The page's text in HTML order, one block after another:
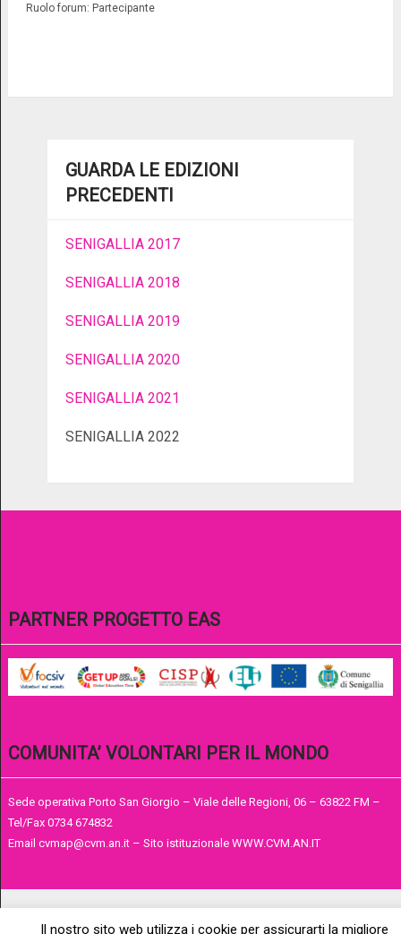
Ruolo forum: Partecipante
GUARDA LE EDIZIONI
PRECEDENTI
SENIGALLIA 2017
SENIGALLIA 2018
SENIGALLIA 2019
SENIGALLIA 2020
SENIGALLIA 2021
SENIGALLIA 2022
PARTNER PROGETTO EAS
COMUNITA’ VOLONTARI PER IL MONDO
Sede operativa Porto San Giorgio – Viale delle Regioni, 06 – 63822 FM –
Tel/Fax 0734 674832
Email cvmap@cvm.an.it – Sito istituzionale WWW.CVM.AN.IT
Il nostro sito web utilizza i cookie per assicurarti la migliore